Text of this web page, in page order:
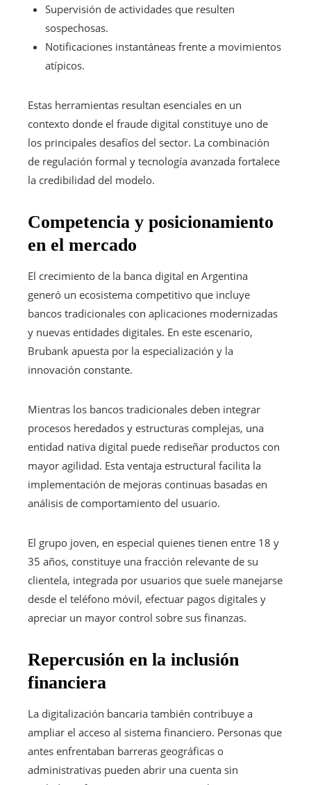
Supervisión de actividades que resulten
sospechosas.
Notificaciones instantáneas frente a movimientos
atípicos.
Estas herramientas resultan esenciales en un
contexto donde el fraude digital constituye uno de
los principales desafíos del sector. La combinación
de regulación formal y tecnología avanzada fortalece
la credibilidad del modelo.
Competencia y posicionamiento
en el mercado
El crecimiento de la banca digital en Argentina
generó un ecosistema competitivo que incluye
bancos tradicionales con aplicaciones modernizadas
y nuevas entidades digitales. En este escenario,
Brubank apuesta por la especialización y la
innovación constante.
Mientras los bancos tradicionales deben integrar
procesos heredados y estructuras complejas, una
entidad nativa digital puede rediseñar productos con
mayor agilidad. Esta ventaja estructural facilita la
implementación de mejoras continuas basadas en
análisis de comportamiento del usuario.
El grupo joven, en especial quienes tienen entre 18 y
35 años, constituye una fracción relevante de su
clientela, integrada por usuarios que suele manejarse
desde el teléfono móvil, efectuar pagos digitales y
apreciar un mayor control sobre sus finanzas.
Repercusión en la inclusión
financiera
La digitalización bancaria también contribuye a
ampliar el acceso al sistema financiero. Personas que
antes enfrentaban barreras geográficas o
administrativas pueden abrir una cuenta sin